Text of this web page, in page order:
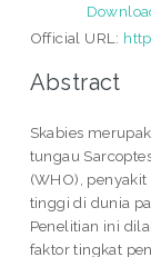
Official URL:
Abstract
Skabies
tungau
(WHO),
tinggi di dunia
Penelitian ini
faktor tingkat